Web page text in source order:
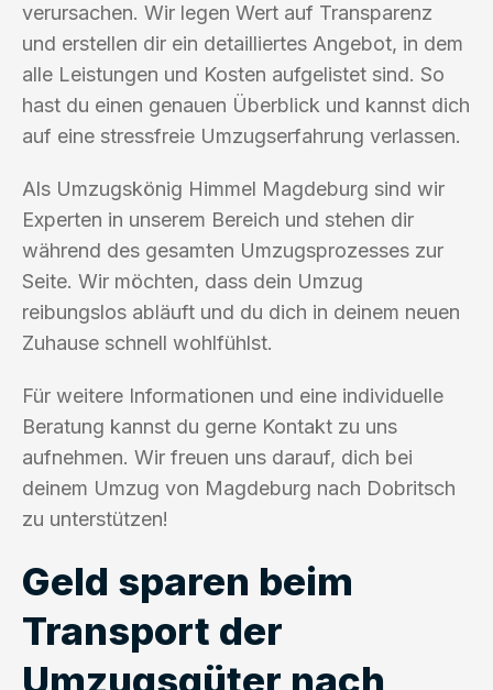
verursachen. Wir legen Wert auf Transparenz
und erstellen dir ein detailliertes Angebot, in dem
alle Leistungen und Kosten aufgelistet sind. So
hast du einen genauen Überblick und kannst dich
auf eine stressfreie Umzugserfahrung verlassen.
Als Umzugskönig Himmel Magdeburg sind wir
Experten in unserem Bereich und stehen dir
während des gesamten Umzugsprozesses zur
Seite. Wir möchten, dass dein Umzug
reibungslos abläuft und du dich in deinem neuen
Zuhause schnell wohlfühlst.
Für weitere Informationen und eine individuelle
Beratung kannst du gerne Kontakt zu uns
aufnehmen. Wir freuen uns darauf, dich bei
deinem Umzug von Magdeburg nach Dobritsch
zu unterstützen!
Geld sparen beim
Transport der
Umzugsgüter nach